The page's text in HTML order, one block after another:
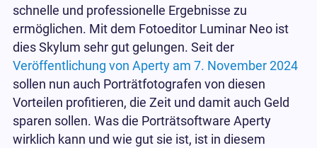
schnelle und professionelle Ergebnisse zu
ermöglichen. Mit dem Fotoeditor Luminar Neo ist
dies Skylum sehr gut gelungen. Seit der
Veröffentlichung von Aperty am 7. November 2024
sollen nun auch Porträtfotografen von diesen
Vorteilen profitieren, die Zeit und damit auch Geld
sparen sollen. Was die Porträtsoftware Aperty
wirklich kann und wie gut sie ist, ist in diesem